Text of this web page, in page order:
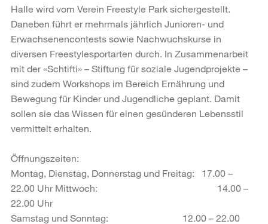
Halle wird vom Verein Freestyle Park sichergestellt.
Daneben führt er mehrmals jährlich Junioren- und
Erwachsenencontests sowie Nachwuchskurse in
diversen Freestylesportarten durch. In Zusammenarbeit
mit der «Schtifti» – Stiftung für soziale Jugendprojekte –
sind zudem Workshops im Bereich Ernährung und
Bewegung für Kinder und Jugendliche geplant. Damit
sollen sie das Wissen für einen gesünderen Lebensstil
vermittelt erhalten.
Öffnungszeiten:
Montag, Dienstag, Donnerstag und Freitag: 17.00 –
22.00 Uhr Mittwoch: 14.00 –
22.00 Uhr
Samstag und Sonntag: 12.00 – 22.00